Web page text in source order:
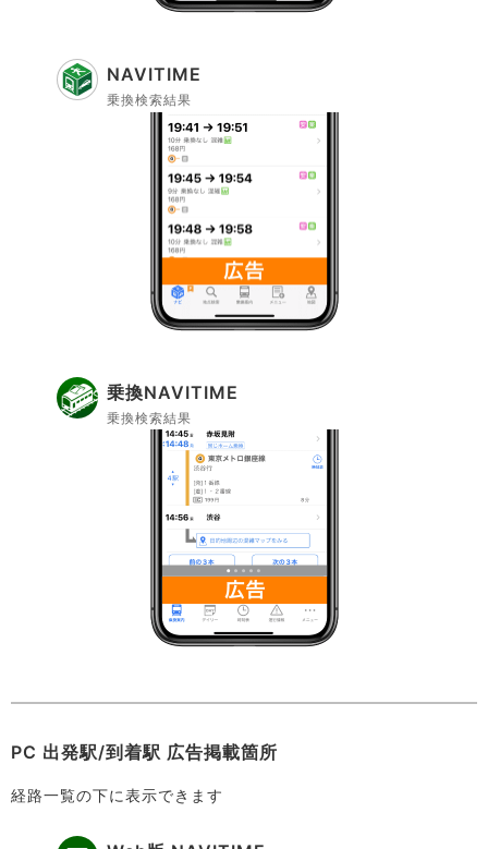
NAVITIME
乗換検索結果
乗換NAVITIME
乗換検索結果
PC 出発駅/到着駅 広告掲載箇所
経路一覧の下に表示できます